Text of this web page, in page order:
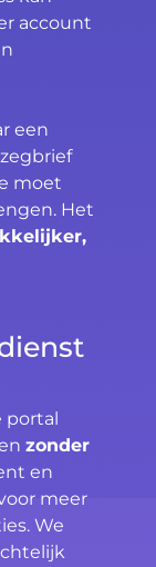
account
een
moet
Het
zonder
en
meer
We